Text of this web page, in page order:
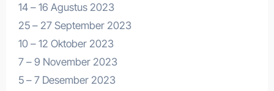
14 – 16 Agustus 2023
25 – 27 September 2023
10 – 12 Oktober 2023
7 – 9 November 2023
5 – 7 Desember 2023